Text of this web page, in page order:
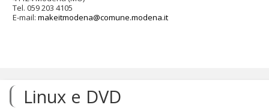
Tel. 059 203 4105
E-mail: makeitmodena@comune.modena.it
contenuti.
Salta
Linux e DVD